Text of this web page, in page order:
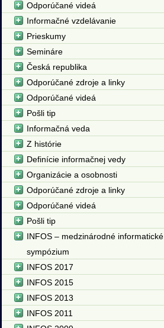
Odporúčané videá
Informačné vzdelávanie
Prieskumy
Semináre
Česká republika
Odporúčané zdroje a linky
Odporúčané videá
Pošli tip
Informačná veda
Z histórie
Definície informačnej vedy
Organizácie a osobnosti
Odporúčané zdroje a linky
Odporúčané videá
Pošli tip
INFOS – medzinárodné informatické
sympózium
INFOS 2017
INFOS 2015
INFOS 2013
INFOS 2011